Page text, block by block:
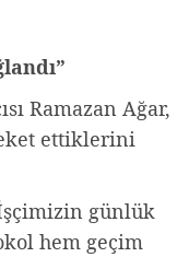
Ramazan Ağar,
ettiklerini
günlük
hem geçim